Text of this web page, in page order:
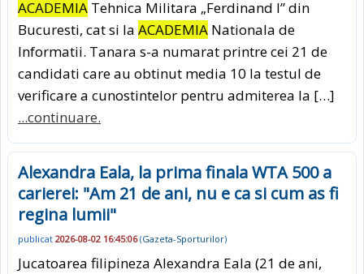
ACADEMIA Tehnica Militara „Ferdinand I” din
Bucuresti, cat si la ACADEMIA Nationala de
Informatii. Tanara s-a numarat printre cei 21 de
candidati care au obtinut media 10 la testul de
verificare a cunostintelor pentru admiterea la […]
...continuare.
Alexandra Eala, la prima finala WTA 500 a
carierei: "Am 21 de ani, nu e ca si cum as fi
regina lumii"
publicat 2026-08-02 16:45:06(Gazeta-Sporturilor)
Jucatoarea filipineza Alexandra Eala (21 de ani,